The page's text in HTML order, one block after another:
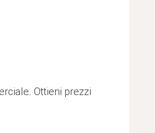
Ottieni prezzi